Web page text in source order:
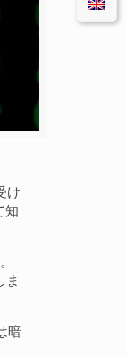
け
知
ま
暗